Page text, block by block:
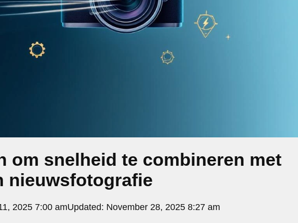
om snelheid te combineren met
nieuwsfotografie
2025 7:00 amUpdated: November 28, 2025 8:27 am